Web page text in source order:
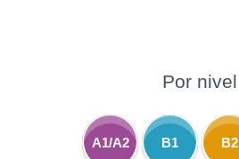
Por nivel
A1/A2 B1 B2